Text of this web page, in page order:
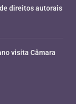
direitos autorais
visita Câmara